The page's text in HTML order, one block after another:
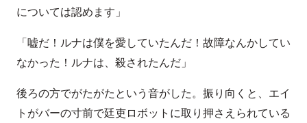
については認めます」
「嘘だ！ルナは僕を愛していたんだ！故障なんかしてい
なかった！ルナは、殺されたんだ」
後ろの方でがたがたという音がした。振り向くと、エイ
トがバーの寸前で廷吏ロボットに取り押さえられている